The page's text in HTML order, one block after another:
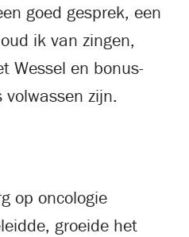
goed gesprek, een
ik van zingen,
Wessel en bonus-
zijn.
op oncologie
groeide het